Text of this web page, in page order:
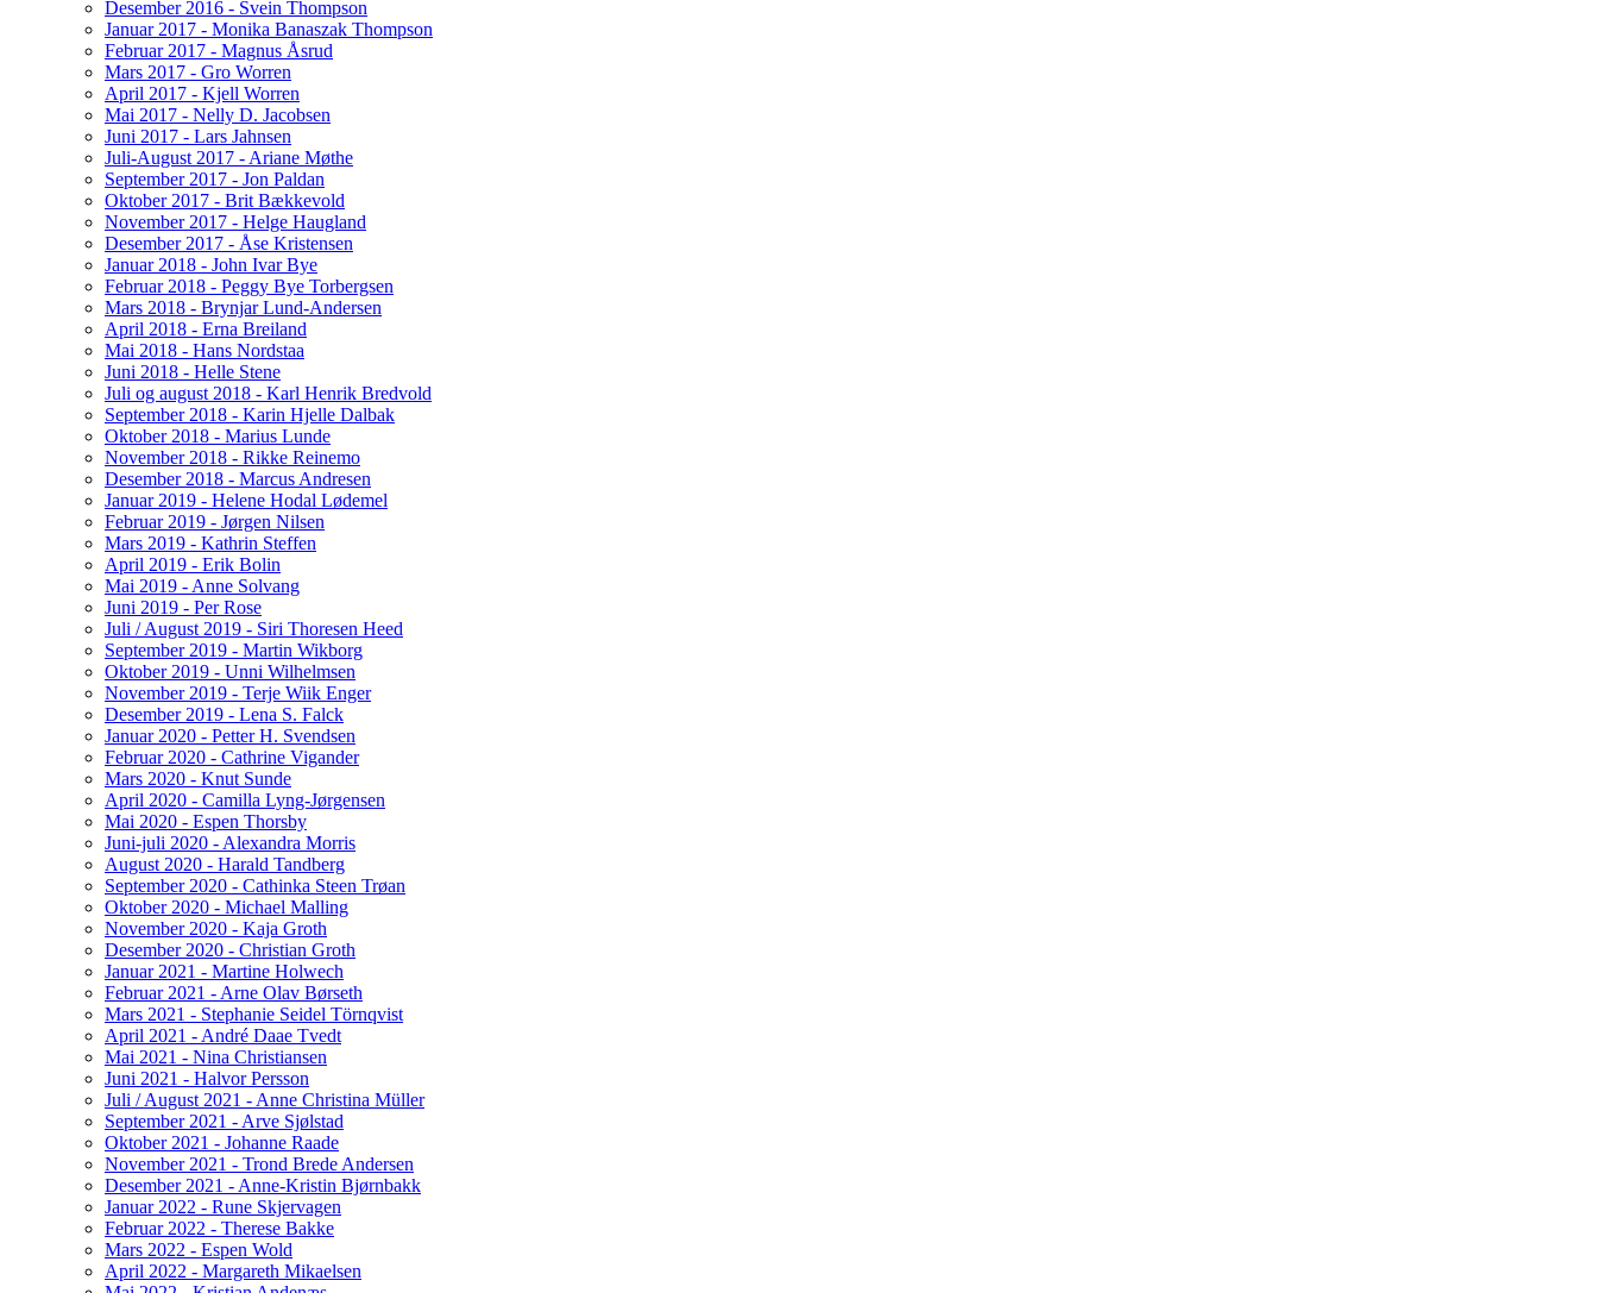
Desember 2016 - Svein Thompson
Januar 2017 - Monika Banaszak Thompson
Februar 2017 - Magnus Åsrud
Mars 2017 - Gro Worren
April 2017 - Kjell Worren
Mai 2017 - Nelly D. Jacobsen
Juni 2017 - Lars Jahnsen
Juli-August 2017 - Ariane Møthe
September 2017 - Jon Paldan
Oktober 2017 - Brit Bækkevold
November 2017 - Helge Haugland
Desember 2017 - Åse Kristensen
Januar 2018 - John Ivar Bye
Februar 2018 - Peggy Bye Torbergsen
Mars 2018 - Brynjar Lund-Andersen
April 2018 - Erna Breiland
Mai 2018 - Hans Nordstaa
Juni 2018 - Helle Stene
Juli og august 2018 - Karl Henrik Bredvold
September 2018 - Karin Hjelle Dalbak
Oktober 2018 - Marius Lunde
November 2018 - Rikke Reinemo
Desember 2018 - Marcus Andresen
Januar 2019 - Helene Hodal Lødemel
Februar 2019 - Jørgen Nilsen
Mars 2019 - Kathrin Steffen
April 2019 - Erik Bolin
Mai 2019 - Anne Solvang
Juni 2019 - Per Rose
Juli / August 2019 - Siri Thoresen Heed
September 2019 - Martin Wikborg
Oktober 2019 - Unni Wilhelmsen
November 2019 - Terje Wiik Enger
Desember 2019 - Lena S. Falck
Januar 2020 - Petter H. Svendsen
Februar 2020 - Cathrine Vigander
Mars 2020 - Knut Sunde
April 2020 - Camilla Lyng-Jørgensen
Mai 2020 - Espen Thorsby
Juni-juli 2020 - Alexandra Morris
August 2020 - Harald Tandberg
September 2020 - Cathinka Steen Trøan
Oktober 2020 - Michael Malling
November 2020 - Kaja Groth
Desember 2020 - Christian Groth
Januar 2021 - Martine Holwech
Februar 2021 - Arne Olav Børseth
Mars 2021 - Stephanie Seidel Törnqvist
April 2021 - André Daae Tvedt
Mai 2021 - Nina Christiansen
Juni 2021 - Halvor Persson
Juli / August 2021 - Anne Christina Müller
September 2021 - Arve Sjølstad
Oktober 2021 - Johanne Raade
November 2021 - Trond Brede Andersen
Desember 2021 - Anne-Kristin Bjørnbakk
Januar 2022 - Rune Skjervagen
Februar 2022 - Therese Bakke
Mars 2022 - Espen Wold
April 2022 - Margareth Mikaelsen